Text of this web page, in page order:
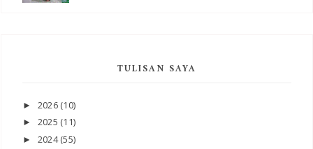
TULISAN SAYA
► 2026 (10)
► 2025 (11)
► 2024(55)